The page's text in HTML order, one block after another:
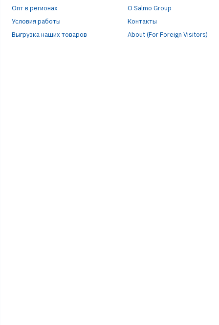
Опт в регионах
Условия работы
Выгрузка наших товаров
О Salmo Group
Контакты
About (For Foreign Visitors)